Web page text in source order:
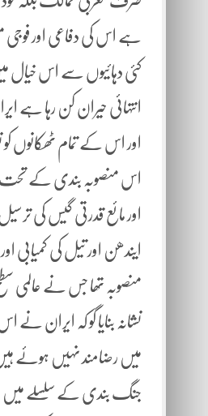
ہے اس کی دفاعی اور
کئی دہائیوں سے اس خیال
انتہائی حیران کن رہا ہے
اور اس کے تمام ٹھکانوں
اس منصوبہ بندی کے تحت
اور مائع قدرتی گیس کی
ایندھن اور تیل کی کمیابی
منصوبہ تھا جس نے عالمی
نشانہ بنایا گو کہ ایران نے
میں رضامند نہیں ہوئے
جنگ بندی کے سلسلے میں